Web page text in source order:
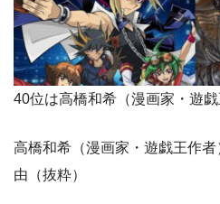
40位は高橋和希（漫画家・遊戯
高橋和希（漫画家・遊戯王作
由（抜粋）